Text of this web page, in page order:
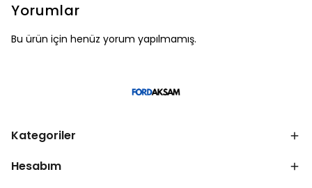
Yorumlar
Bu ürün için henüz yorum yapılmamış.
Kategoriler
Hesabım